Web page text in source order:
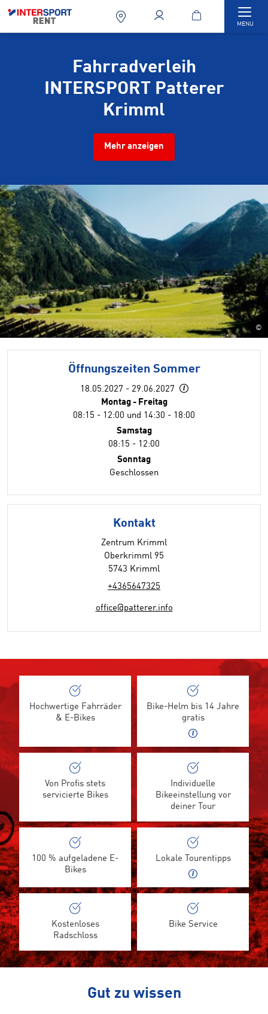
MENU
Fahrradverleih
INTERSPORT Patterer
Krimml
Mehr anzeigen
©
Öffnungszeiten Sommer
18.05.2027 - 29.06.2027
Montag - Freitag
08:15 - 12:00 und 14:30 - 18:00
Samstag
08:15 - 12:00
Sonntag
Geschlossen
Kontakt
Zentrum Krimml
Oberkrimml 95
5743 Krimml
+4365647325
office@patterer.info
Hochwertige Fahrräder
& E-Bikes
Bike-Helm bis 14 Jahre
gratis
Von Profis stets
servicierte Bikes
Individuelle
Bikeeinstellung vor
deiner Tour
100 % aufgeladene E-
Bikes
Lokale Tourentipps
Kostenloses
Radschloss
Bike Service
Gut zu wissen